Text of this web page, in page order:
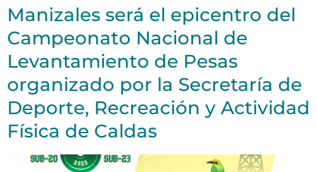
Manizales será el epicentro del
Campeonato Nacional de
Levantamiento de Pesas
organizado por la Secretaría de
Deporte, Recreación y Actividad
Física de Caldas